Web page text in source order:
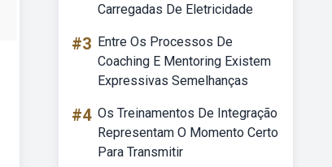
Carregadas De Eletricidade
#3 Entre Os Processos De
Coaching E Mentoring Existem
Expressivas Semelhanças
#4 Os Treinamentos De Integração
Representam O Momento Certo
Para Transmitir